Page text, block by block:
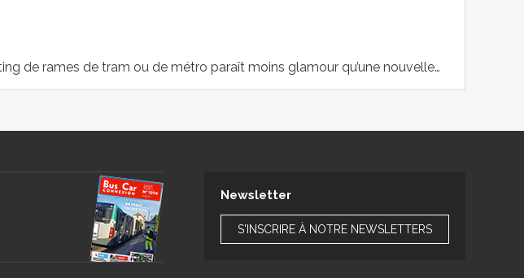
de rames de tram ou de métro paraît moins glamour qu’une nouvelle…
Newsletter
S'INSCRIRE À NOTRE NEWSLETTERS